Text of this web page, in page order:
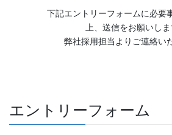
下記エントリーフォームに必要
上、送信をお願いしま
弊社採用担当よりご連絡い
エントリーフォーム